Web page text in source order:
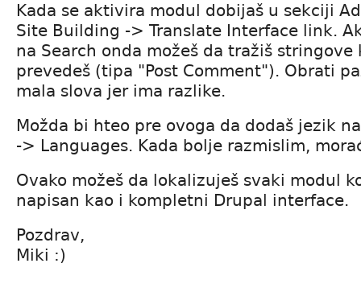
Kada se aktivira modul dobijaš u sekciji
Site Building -> Translate Interface link.
na Search onda možeš da tražiš stringove
prevedeš (tipa "Post Comment"). Obrati
mala slova jer ima razlike.
Možda bi hteo pre ovoga da dodaš jezik
-> Languages. Kada bolje razmislim,
Ovako možeš da lokalizuješ svaki modul
napisan kao i kompletni Drupal interface.
Pozdrav,
Miki :)